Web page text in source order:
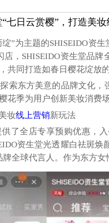
七日云赏樱”，打造美
”为主题的SHISEIDO资
，SHISEIDO资生堂品
共同打造如春日樱花绽放
索东方美意的品牌文化
花季为用户创新美妆消费
妆线上营销新玩法
了全店专享预购优惠，
资生堂光透耀白祛斑焕
牌全球代言人。作为东方